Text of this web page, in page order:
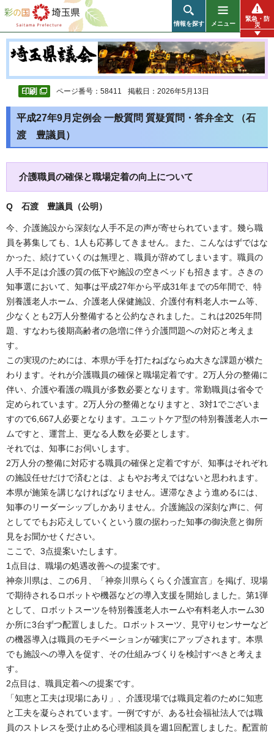
彩の国 埼玉県
情報を探す メニュー
緊急・防
災
ページ番号：58411 掲載日：2026年5月13日
平成27年9月定例会 一般質問 質疑質問・答弁全文 （石
渡 豊議員）
介護職員の確保と職場定着の向上について
Q 石渡 豊議員（公明 ）
今、介護施設から深刻な人手不足の声が寄せられています。幾ら職
員を募集しても、1人も応募してきません。また、こんなはずではな
かった、続けていくのは無理と、職員が辞めてしまいます。職員の
人手不足は介護の質の低下や施設の空きベッドも招きます。さきの
知事選において、知事は平成27年から平成31年までの5年間で、特
別養護老人ホーム、介護老人保健施設、介護付有料老人ホーム等、
少なくとも2万人分整備すると公約なされました。これは2025年問
題、すなわち後期高齢者の急増に伴う介護問題への対応と考えま
す。
この実現のためには、本県が手を打たねばならぬ大きな課題が横た
わります。それが介護職員の確保と職場定着です。2万人分の整備に
伴い、介護や看護の職員が多数必要となります。常勤職員は省令で
定められています。2万人分の整備となりますと、3対1でございま
すので6,667人必要となります。ユニットケア型の特別養護老人ホー
ムですと、運営上、更なる人数を必要とします。
それでは、知事にお伺いします。
2万人分の整備に対応する職員の確保と定着ですが、知事はそれぞれ
の施設任せだけで済むとは、よもやお考えではないと思われます。
本県が施策を講じなければなりません。遅滞なきよう進めるには、
知事のリーダーシップしかありません。介護施設の深刻な声に、何
としてでもお応えしていくという腹の据わった知事の御決意と御所
見をお聞かせください。
ここで、3点提案いたします。
1点目は、職場の処遇改善への提案です。
神奈川県は、この6月、「神奈川県らくらく介護宣言」を掲げ、現場
で期待されるロボットや機器などの導入支援を開始しました。第1弾
として、ロボットスーツを特別養護老人ホームや有料老人ホーム30
か所に3台ずつ配置しました。ロボットスーツ、見守りセンサーなど
の機器導入は職員のモチベーションが確実にアップされます。本県
でも施設への導入を促す、その仕組みづくりを検討すべきと考えま
す。
2点目は、職員定着への提案です。
「知恵と工夫は現場にあり」、介護現場では職員定着のために知恵
と工夫を凝らされています。一例ですが、ある社会福祉法人では職
員のストレスを受け止める心理相談員を週1回配置しました。配置前